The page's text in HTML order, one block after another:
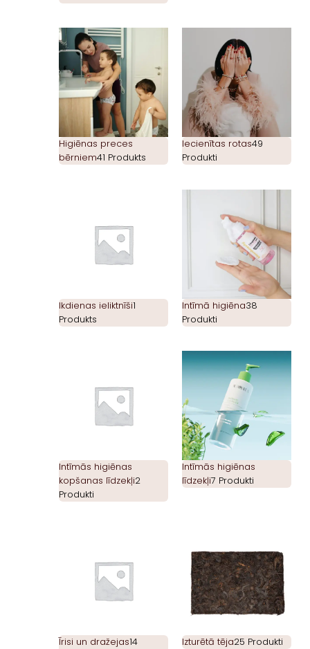
Higiēnas preces
bērniem41 Produkts
Iecienītas rotas49
Produkti
Ikdienas ieliktnīši1
Produkts
Intīmā higiēna38
Produkti
Intīmās higiēnas
kopšanas līdzekļi2
Produkti
Intīmās higiēnas
līdzekļi7 Produkti
Īrisi un dražejas14
Izturētā tēja25 Produkti